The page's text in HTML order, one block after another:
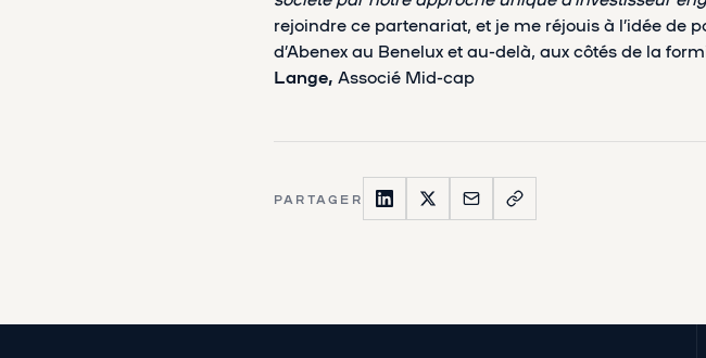
rejoindre ce partenariat, et je me réjouis à l’idée de
d’Abenex au Benelux et au-delà, aux côtés de la
Lange, Associé Mid-cap
PARTAGER